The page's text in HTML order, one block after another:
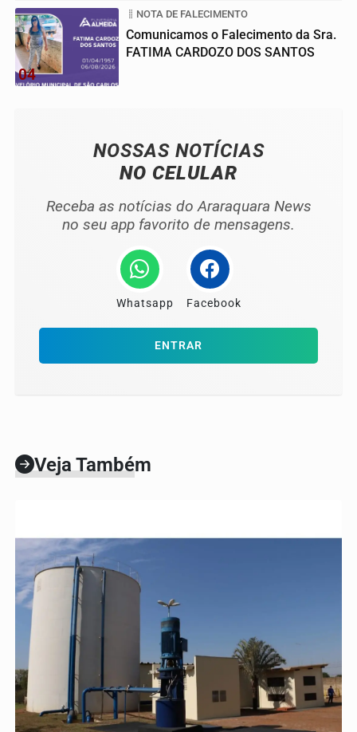
04
NOTA DE FALECIMENTO
Comunicamos o Falecimento da Sra.
FATIMA CARDOZO DOS SANTOS
NOSSAS NOTÍCIAS
NO CELULAR
Receba as notícias do Araraquara News
no seu app favorito de mensagens.
Whatsapp Facebook
ENTRAR
Veja Também